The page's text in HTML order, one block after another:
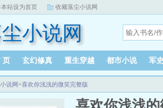
站设为首页 收藏落尘小说网
小说网
页 玄幻修真 重生穿越 都市小说 军
说网>喜欢你浅浅的微笑完整版